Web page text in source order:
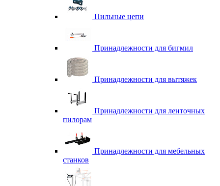
Пильные цепи
Принадлежности для бигмил
Принадлежности для вытяжек
Принадлежности для ленточных
пилорам
Принадлежности для мебельных
станков